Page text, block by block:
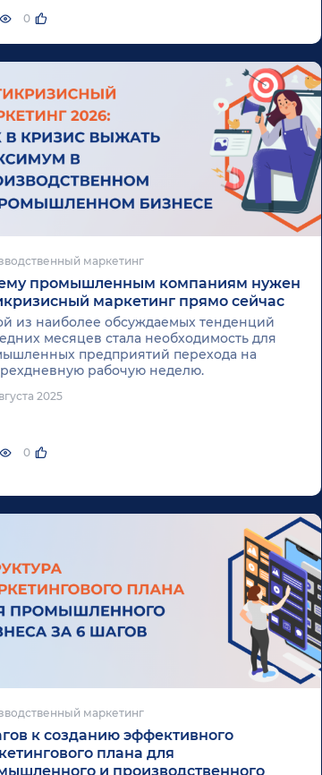
0
маркетинг
промышленным компаниям нужен
маркетинг прямо сейчас
из наиболее обсуждаемых тенденций
месяцев стала необходимость для
предприятий перехода на
рабочую неделю.
2025
0
маркетинг
к созданию эффективного
плана для
и производственного